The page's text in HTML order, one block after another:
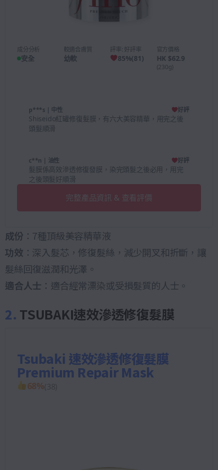
成分分析
安全
較適合膚質
幼軟
評率: 好評率
85%(81 )
官方價格
HK $62.9
(230g)
p***s | 中性 好評
Shiseido紅罐修復髮膜，有六大美容精華，用完之後
頭髮順滑
c**n | 油性 好評
髮膜係高效滲透修復發膜，染完頭髮之後必用，用完
之後頭髮好順滑
完整產品資訊 & 查看評價
成份 ：7種頂級美容精華液
功效 ：深入髮芯，修復髮絲，減少開叉和折斷，讓
髮絲回復滋潤和光澤。
適合人士 ：適合經常漂染或受損髮質的人士。
2. TSUBAKI速效滲透修復髮膜
Tsubaki 速效滲透修復髮膜
Premium Repair Mask
68%